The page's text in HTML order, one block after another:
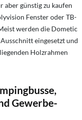
aber günstig zu kaufen
Fenster oder TB-
werden die Dometic
eingesetzt und
Holzrahmen
Gewerbe-